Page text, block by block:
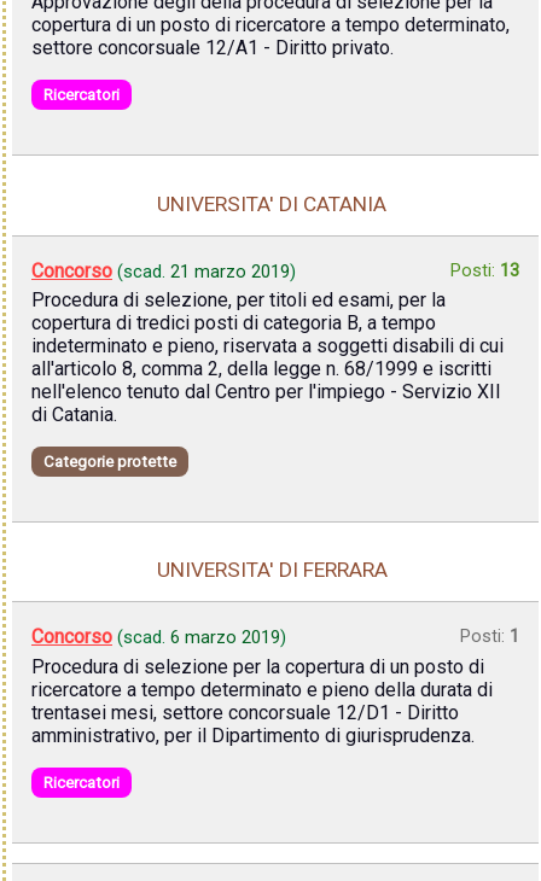
copertura di un posto di ricercatore a tempo determinato,
settore concorsuale 12/A1 - Diritto privato.
Ricercatori
UNIVERSITA' DI CATANIA
Concorso (scad. 21 marzo 2019) Posti: 13
Procedura di selezione, per titoli ed esami, per la
copertura di tredici posti di categoria B, a tempo
indeterminato e pieno, riservata a soggetti disabili di cui
all'articolo 8, comma 2, della legge n. 68/1999 e iscritti
nell'elenco tenuto dal Centro per l'impiego - Servizio XII
di Catania.
Categorie protette
UNIVERSITA' DI FERRARA
Concorso (scad. 6 marzo 2019) Posti: 1
Procedura di selezione per la copertura di un posto di
ricercatore a tempo determinato e pieno della durata di
trentasei mesi, settore concorsuale 12/D1 - Diritto
amministrativo, per il Dipartimento di giurisprudenza.
Ricercatori